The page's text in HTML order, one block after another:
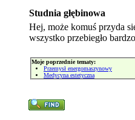
Studnia głębinowa
Hej, może komuś przyda
wszystko przebiegło
Moje poprzednie tematy:
Przemysł energomaszynowy
Medycyna estetyczna